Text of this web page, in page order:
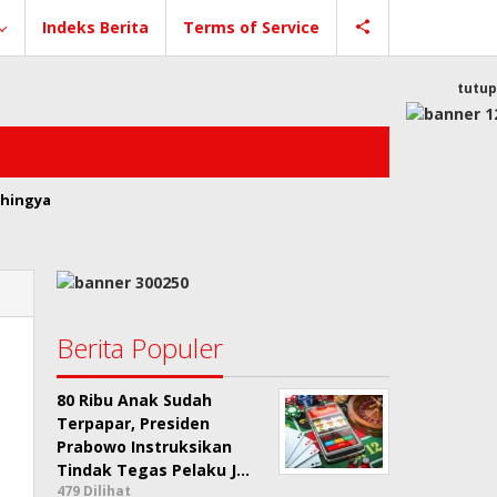
Indeks Berita Terms of Service
tutup
Berita Populer
80 Ribu Anak Sudah
Terpapar, Presiden
Prabowo Instruksikan
Tindak Tegas Pelaku J…
479 Dilihat